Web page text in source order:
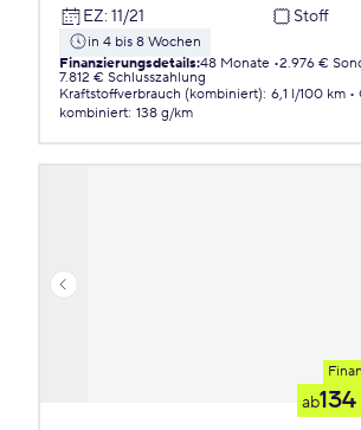
EZ: 11/21 Stoff
in 4 bis 8 Wochen
Finanzierungsdetails:48 Monate 2.976 €
7.812 € Schlusszahlung
Kraftstoffverbrauch (kombiniert): 6,1 l/100 km
kombiniert: 138 g/km
ab